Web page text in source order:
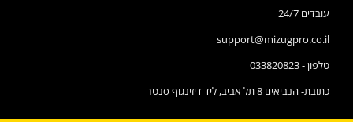
עובדים 24/7
support@mizugpro.co.il
טלפון - 033820823
כתובת- הנביאים 8 תל אביב, ליד דיזינגוף סנטר